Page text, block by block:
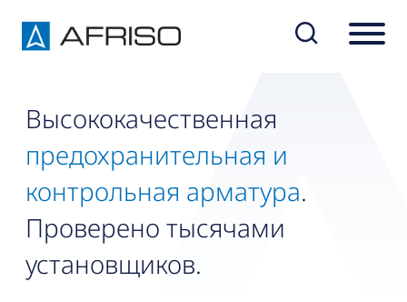
Высококачественная
предохранительная и
контрольная арматура.
Проверено тысячами
установщиков.